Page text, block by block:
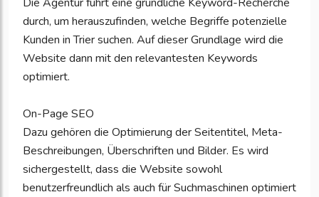
durch, um herauszufinden, welche Begriffe potenzielle
Kunden in Trier suchen. Auf dieser Grundlage wird die
Website dann mit den relevantesten Keywords
optimiert.
On-Page SEO
Dazu gehören die Optimierung der Seitentitel, Meta-
Beschreibungen, Überschriften und Bilder. Es wird
sichergestellt, dass die Website sowohl
benutzerfreundlich als auch für Suchmaschinen optimiert